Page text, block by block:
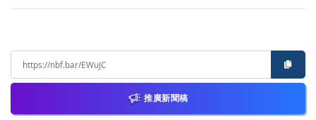
推廣新聞稿